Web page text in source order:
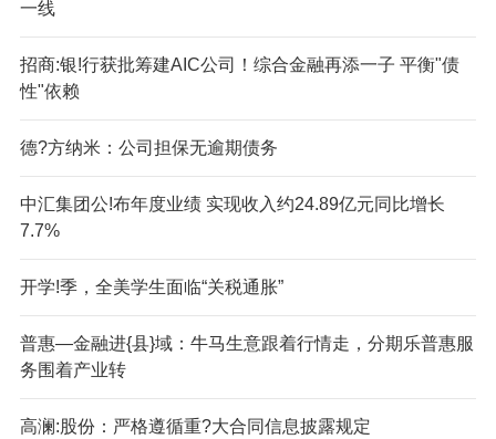
一线
招商:银!行获批筹建AIC公司！综合金融再添一子 平衡"债
性"依赖
德?方纳米：公司担保无逾期债务
中汇集团公!布年度业绩 实现收入约24.89亿元同比增长
7.7%
开学!季，全美学生面临“关税通胀”
普惠—金融进{县}域：牛马生意跟着行情走，分期乐普惠服
务围着产业转
高澜:股份：严格遵循重?大合同信息披露规定